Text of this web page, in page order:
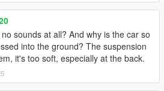
sounds at all? And why is the car so
into the ground? The suspension
it's too soft, especially at the back.